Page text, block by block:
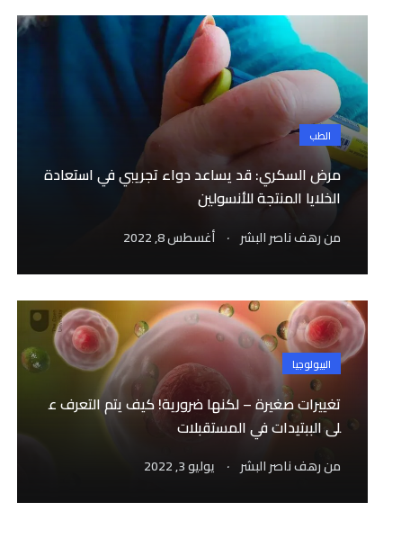
الطب
مرض السكري: قد يساعد دواء تجريبي في استعادة
الخلايا المنتجة للأنسولين
منرهف ناصر البشر . أغسطس 8, 2022
البيولوجيا
تغييرات صغيرة – لكنها ضرورية! كيف يتم التعرف ع
لى الببتيدات في المستقبلات
منرهف ناصر البشر . يوليو 3, 2022